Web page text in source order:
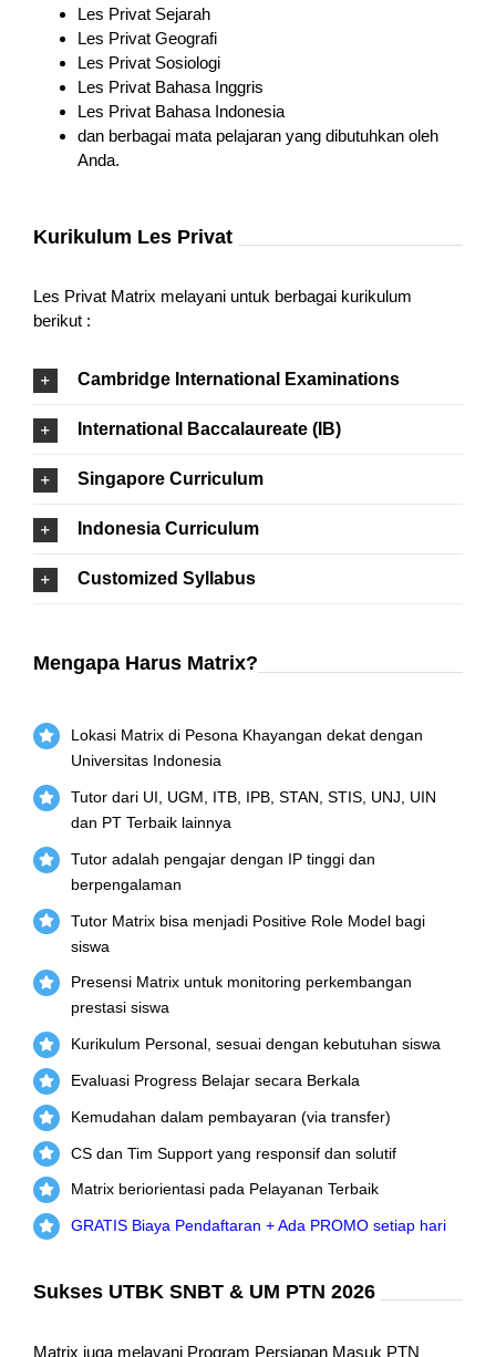
Les Privat Sejarah
Les Privat Geografi
Les Privat Sosiologi
Les Privat Bahasa Inggris
Les Privat Bahasa Indonesia
dan berbagai mata pelajaran yang dibutuhkan oleh
Anda.
Kurikulum Les Privat
Les Privat Matrix melayani untuk berbagai kurikulum
berikut :
Cambridge International Examinations
International Baccalaureate (IB)
Singapore Curriculum
Indonesia Curriculum
Customized Syllabus
Mengapa Harus Matrix?
Lokasi Matrix di Pesona Khayangan dekat dengan
Universitas Indonesia
Tutor dari UI, UGM, ITB, IPB, STAN, STIS, UNJ, UIN
dan PT Terbaik lainnya
Tutor adalah pengajar dengan IP tinggi dan
berpengalaman
Tutor Matrix bisa menjadi Positive Role Model bagi
siswa
Presensi Matrix untuk monitoring perkembangan
prestasi siswa
Kurikulum Personal, sesuai dengan kebutuhan siswa
Evaluasi Progress Belajar secara Berkala
Kemudahan dalam pembayaran (via transfer)
CS dan Tim Support yang responsif dan solutif
Matrix beriorientasi pada Pelayanan Terbaik
GRATIS Biaya Pendaftaran + Ada PROMO setiap hari
Sukses UTBK SNBT & UM PTN 2026
Matrix juga melayani Program Persiapan Masuk PTN